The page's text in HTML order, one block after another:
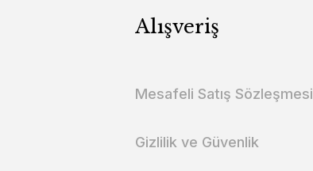
Alışveriş
Mesafeli Satış Sözleşmesi
Gizlilik ve Güvenlik